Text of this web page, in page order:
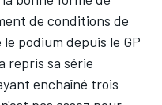
de conditions de
podium depuis le GP
repris sa série
enchaîné trois